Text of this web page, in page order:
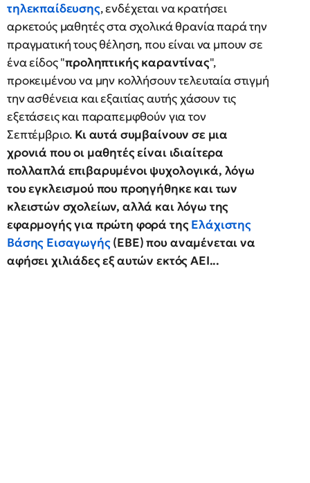
τηλεκπαίδευσης, ενδέχεται να κρατήσει
αρκετούς μαθητές στα σχολικά θρανία παρά την
πραγματική τους θέληση, που είναι να μπουν σε
ένα είδος "προληπτικής καραντίνας",
προκειμένου να μην κολλήσουν τελευταία στιγμή
την ασθένεια και εξαιτίας αυτής χάσουν τις
εξετάσεις και παραπεμφθούν για τον
Σεπτέμβριο. Κι αυτά συμβαίνουν σε μια
χρονιά που οι μαθητές είναι ιδιαίτερα
πολλαπλά επιβαρυμένοι ψυχολογικά, λόγω
του εγκλεισμού που προηγήθηκε και των
κλειστών σχολείων, αλλά και λόγω της
εφαρμογής για πρώτη φορά τηςΕλάχιστης
Βάσης Εισαγωγής(ΕΒΕ) που αναμένεται να
αφήσει χιλιάδες εξ αυτών εκτός ΑΕΙ...